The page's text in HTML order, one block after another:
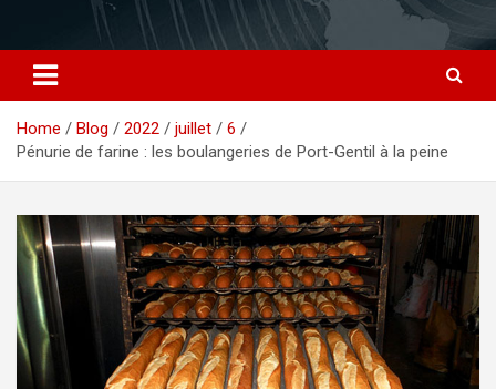
Home Blog 2022 juillet
6
Pénurie de farine : les boulangeries de Port-Gentil à la peine